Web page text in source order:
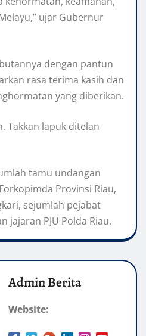
ujar Gubernur
dengan pantun
rasa terima kasih dan
yang diberikan.
Takkan lapuk ditelan
tamu undangan
Provinsi Riau,
sejumlah pejabat
jajaran PJU Polda Riau.
Admin Berita
Website: